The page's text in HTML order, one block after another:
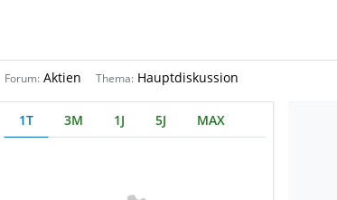
Forum: Aktien Thema: Hauptdiskussion
1T 3M 1J 5J MAX